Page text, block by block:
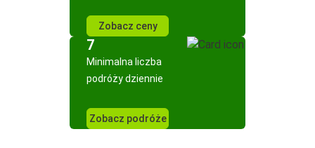
Zobacz ceny
7
Minimalna liczba
podróży dziennie
Zobacz podróże